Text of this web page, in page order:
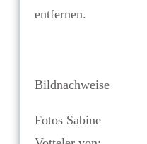
entfernen.
Bildnachweise
Fotos Sabine